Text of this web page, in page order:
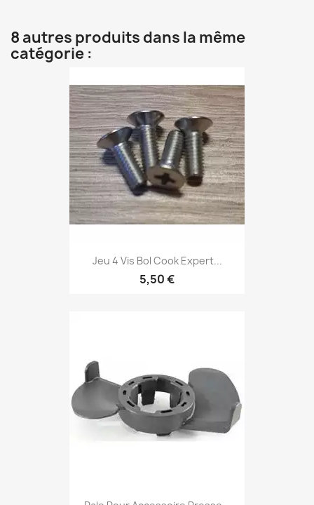
8 autres produits dans la même
catégorie :
Jeu 4 Vis Bol Cook Expert...
5,50 €